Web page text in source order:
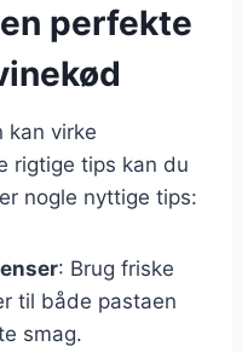
perfekte
kan virke
rigtige tips kan du
nogle nyttige tips:
: Brug friske
til både pastaen
smag.